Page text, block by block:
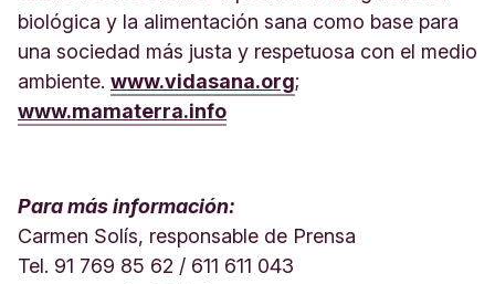
biológica y la alimentación sana como base para
una sociedad más justa y respetuosa con el medio
ambiente. www.vidasana.org;
www.mamaterra.info
Para más información:
Carmen Solís, responsable de Prensa
Tel. 91 769 85 62 / 611 611 043